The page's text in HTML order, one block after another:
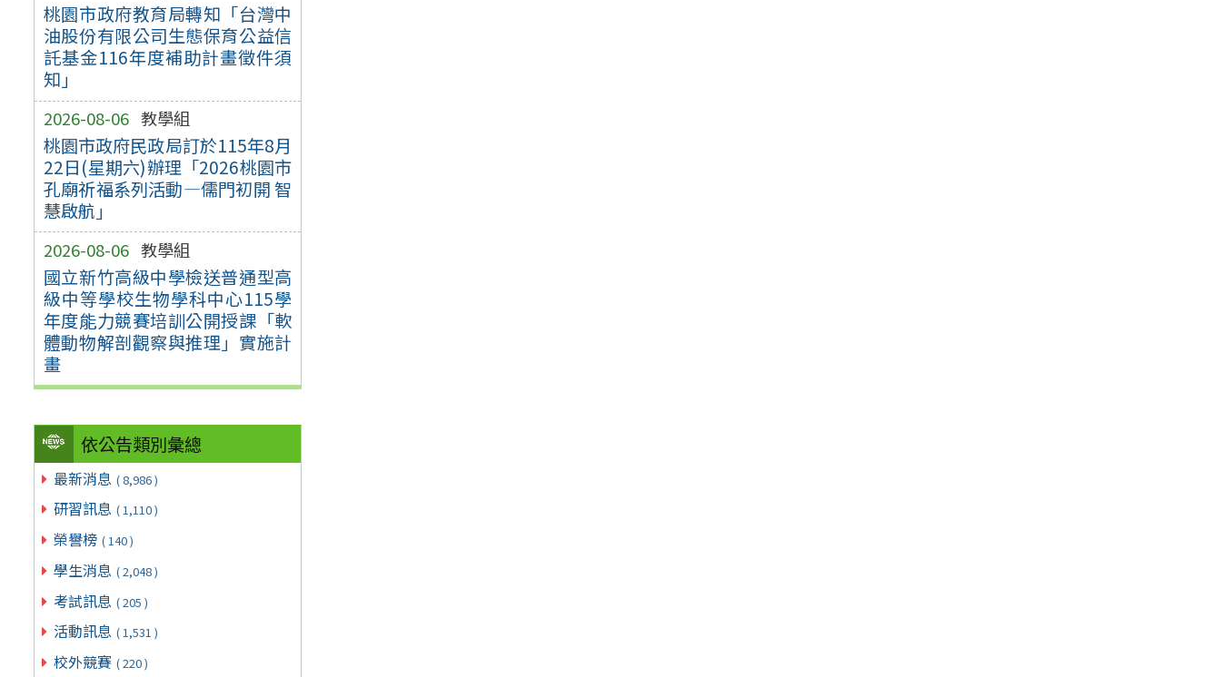
桃園市政府教育局轉知「台灣中
油股份有限公司生態保育公益信
託基金116年度補助計畫徵件須
知」
2026-08-06 教學組
桃園市政府民政局訂於115年8月
22日(星期六)辦理「2026桃園市
孔廟祈福系列活動—儒門初開 智
慧啟航」
2026-08-06 教學組
國立新竹高級中學檢送普通型高
級中等學校生物學科中心115學
年度能力競賽培訓公開授課「軟
體動物解剖觀察與推理」實施計
畫
依公告類別彙總
最新消息 ( 8,986 )
研習訊息 ( 1,110 )
榮譽榜 ( 140 )
學生消息 ( 2,048 )
考試訊息 ( 205 )
活動訊息 ( 1,531 )
校外競賽 ( 220 )